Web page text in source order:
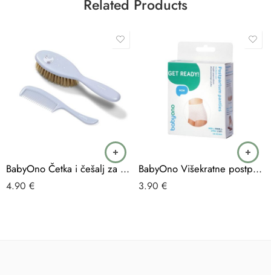
Related Products
BabyOno Četka i češalj za kosu mekani sa prirodnim vlaknima-soft, plavi
4.90 €
BabyOno Višekratne postporođajne mrežaste gaćice 2 komada XXL
3.90 €